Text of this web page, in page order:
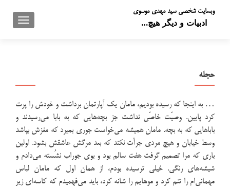
وبسایت شخصی سید مهدی موسوی
ادبیات و دیگر هیچ…
حجله
… به اینجا که رسیده بودیم، مامان یک آپارتمان برداشت و خودش را پرت
کرد پایین. وصیّت خاصّی نداشت جز بچه‌هایی که به بابا می‌رسیدند و
باباهایی که به بچه. مامان همیشه می‌خواست جوری بمیرد که مغزش بپاشد
وسط خیابان و هیچ مردی جرأت نکند که بعد مرگش عاشقش بشود. اولین
باری که مرا تصمیم گرفت هفت سالم بود و بوی جوراب نشُسته می‌دادم و
شیشه‌های رنگی. خیلی ترسیده بودم، از همان اول که مامان لباس
مهمانی‌ام را تنم کرد و موهایم را شانه کرد، باید می‌فهمیدم که کاسه‌ای زیر